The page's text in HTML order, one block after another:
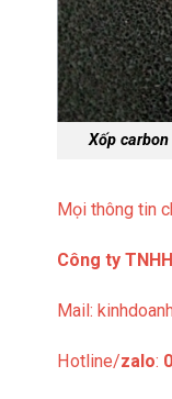
Xốp
Mọi thông tin
Công ty
Mail:
Hotline/zalo: